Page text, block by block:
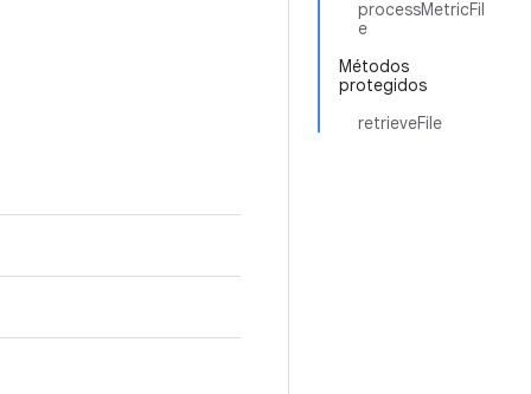
processMetricFil
e
Métodos
protegidos
retrieveFile